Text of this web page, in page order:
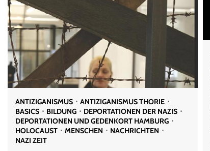
ANTIZIGANISMUS
ANTIZIGANISMUS THORIE
BASICS
BILDUNG
DEPORTATIONEN DER NAZIS
DEPORTATIONEN UND GEDENKORT HAMBURG
HOLOCAUST
MENSCHEN
NACHRICHTEN
NAZI ZEIT